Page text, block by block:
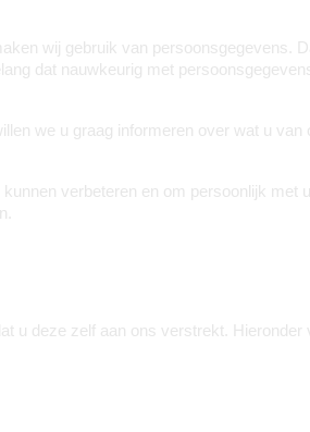
wij gebruik van persoonsgegevens.
dat nauwkeurig met
we u graag informeren over wat u van
verbeteren en om persoonlijk met
u deze zelf aan ons verstrekt. Hieronder